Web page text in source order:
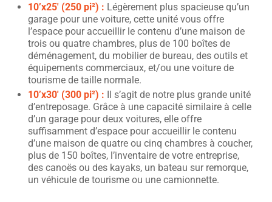
10’x25′ (250 pi²) : Légèrement plus spacieuse qu’un
garage pour une voiture, cette unité vous offre
l’espace pour accueillir le contenu d’une maison de
trois ou quatre chambres, plus de 100 boîtes de
déménagement, du mobilier de bureau, des outils et
équipements commerciaux, et/ou une voiture de
tourisme de taille normale.
10’x30′ (300 pi²) : Il s’agit de notre plus grande unité
d’entreposage. Grâce à une capacité similaire à celle
d’un garage pour deux voitures, elle offre
suffisamment d’espace pour accueillir le contenu
d’une maison de quatre ou cinq chambres à coucher,
plus de 150 boîtes, l’inventaire de votre entreprise,
des canoës ou des kayaks, un bateau sur remorque,
un véhicule de tourisme ou une camionnette.